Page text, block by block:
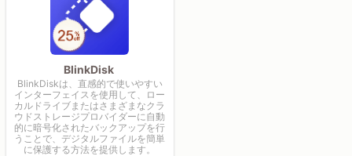
BlinkDisk
BlinkDiskは、直感的で使いやすい
インターフェイスを使用して、ロー
カルドライブまたはさまざまなクラ
ウドストレージプロバイダーに自動
的に暗号化されたバックアップを行
うことで、デジタルファイルを簡単
に保護する方法を提供します。